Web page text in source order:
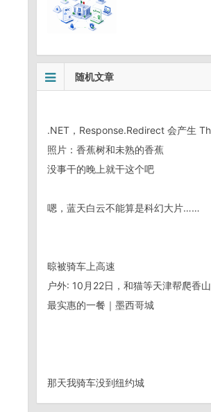
随机文章
照片：香蕉树和未熟的香蕉
没事干的晚上就干这个吧
嗯，蓝天白云不能算是科幻大片……
晾被骑车上高速
户外: 10月22日，和猫等天津帮爬香山
最实惠的一餐｜墨西哥城
那天我骑车没到纽约城